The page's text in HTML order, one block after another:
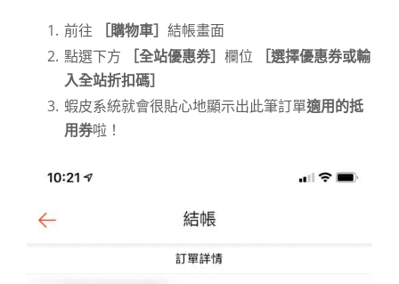
前往 ［購物車］ 結帳畫面
點選下方
［全站優惠券］ 欄位
［選擇優惠券或輸
入全站折扣碼］
蝦皮系統就會很貼心地顯示出此筆訂單適用的抵
用券啦！